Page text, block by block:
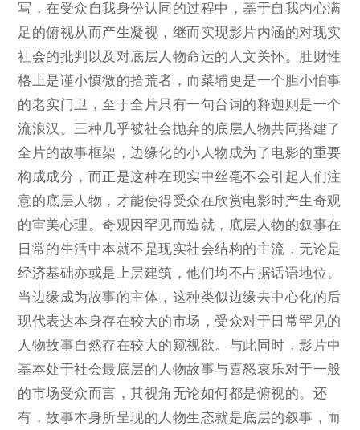
写，在受众自我身份认同的过程中，基于自我内心满
足的俯视从而产生凝视，继而实现影片内涵的对现实
社会的批判以及对底层人物命运的人文关怀。肚财性
格上是谨小慎微的拾荒者，而菜埔更是一个胆小怕事
的老实门卫，至于全片只有一句台词的释迦则是一个
流浪汉。三种几乎被社会抛弃的底层人物共同搭建了
全片的故事框架，边缘化的小人物成为了电影的重要
构成成分，而正是这种在现实中丝毫不会引起人们注
意的底层人物，才能使得受众在欣赏电影时产生奇观
的审美心理。奇观因罕见而造就，底层人物的叙事在
日常的生活中本就不是现实社会结构的主流，无论是
经济基础亦或是上层建筑，他们均不占据话语地位。
当边缘成为故事的主体，这种类似边缘去中心化的后
现代表达本身存在较大的市场，受众对于日常罕见的
人物故事自然存在较大的窥视欲。与此同时，影片中
基本处于社会最底层的人物故事与喜怒哀乐对于一般
的市场受众而言，其视角无论如何都是俯视的。还
有，故事本身所呈现的人物生态就是底层的叙事，而